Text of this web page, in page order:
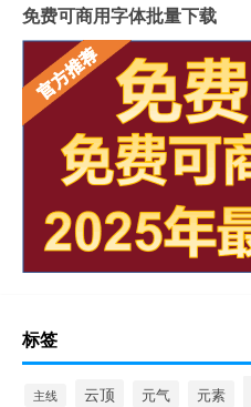
免费可商用字体批量下载
标签
主线 云顶 元气 元素